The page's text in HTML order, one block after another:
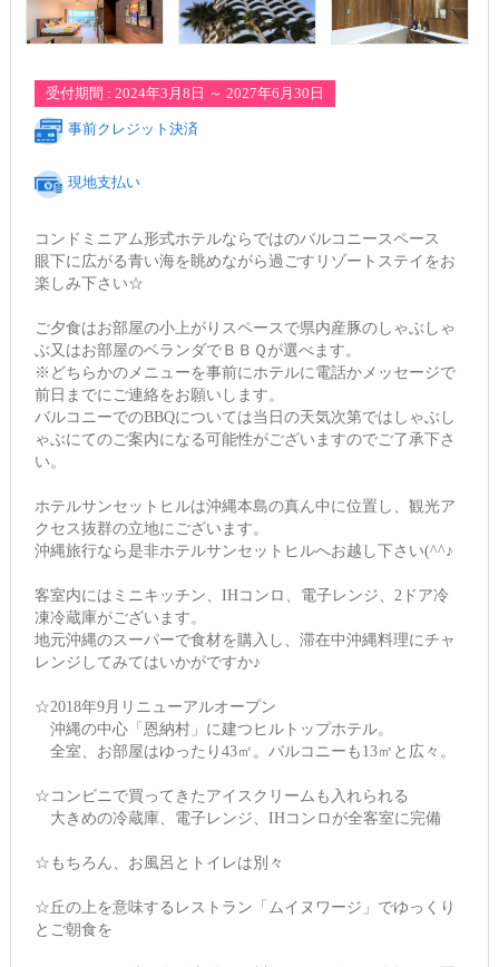
受付期間 : 2024年3月8日 ～ 2027年6月30日
事前クレジット決済
現地支払い
コンドミニアム形式ホテルならではのバルコニースペース
眼下に広がる青い海を眺めながら過ごすリゾートステイをお
楽しみ下さい☆
ご夕食はお部屋の小上がりスペースで県内産豚のしゃぶしゃ
ぶ又はお部屋のベランダでＢＢＱが選べます。
※どちらかのメニューを事前にホテルに電話かメッセージで
前日までにご連絡をお願いします。
バルコニーでのBBQについては当日の天気次第ではしゃぶし
ゃぶにてのご案内になる可能性がございますのでご了承下さ
い。
ホテルサンセットヒルは沖縄本島の真ん中に位置し、観光ア
クセス抜群の立地にございます。
沖縄旅行なら是非ホテルサンセットヒルへお越し下さい(^^♪
客室内にはミニキッチン、IHコンロ、電子レンジ、2ドア冷
凍冷蔵庫がございます。
地元沖縄のスーパーで食材を購入し、滞在中沖縄料理にチャ
レンジしてみてはいかがですか♪
☆2018年9月リニューアルオープン
沖縄の中心「恩納村」に建つヒルトップホテル。
全室、お部屋はゆったり43㎡。バルコニーも13㎡と広々。
☆コンビニで買ってきたアイスクリームも入れられる
大きめの冷蔵庫、電子レンジ、IHコンロが全客室に完備
☆もちろん、お風呂とトイレは別々
☆丘の上を意味するレストラン「ムイヌワージ」でゆっくり
とご朝食を